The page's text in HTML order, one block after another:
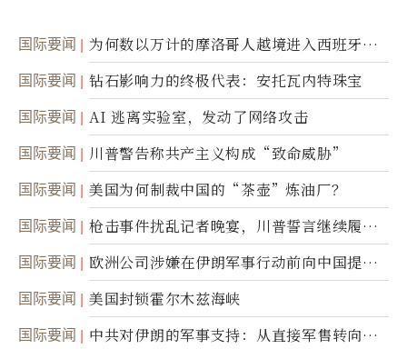
国际要闻
为何数以万计的摩洛哥人越境进入西班牙休
达
国际要闻 钻石影响力的终极代表：安托瓦内特珠宝
国际要闻 AI 逃离实验室，发动了网络攻击
国际要闻 川普警告称共产主义构成“致命威胁”
国际要闻 美国为何制裁中国的“茶壶”炼油厂？
国际要闻
枪击事件扰乱记者晚宴，川普誓言继续履行
职责
国际要闻
欧洲公司涉嫌在伊朗军事行动前向中国提供
美军基地的卫星图像
国际要闻 美国封锁霍尔木兹海峡
国际要闻
中共对伊朗的军事支持：从直接军售转向间